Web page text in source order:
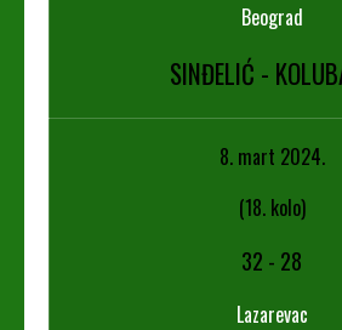
Beograd
SINĐELIĆ -
8. mart 2024.
(18. kolo)
32 - 28
Lazarevac